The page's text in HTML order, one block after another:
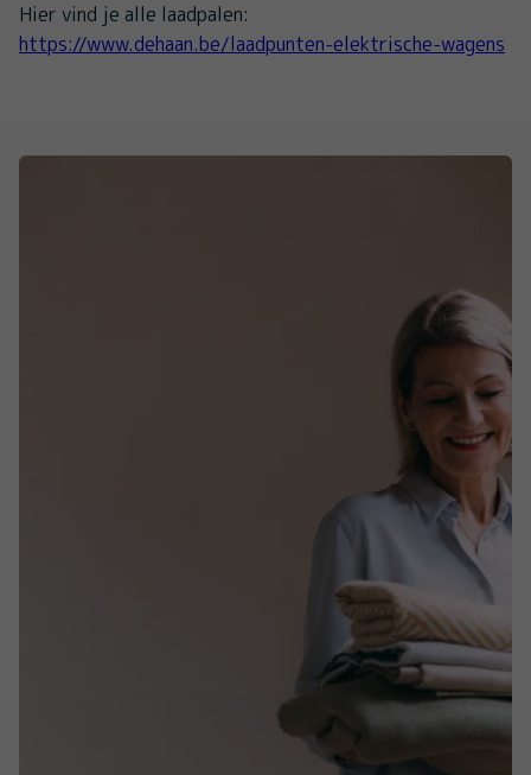
Hier vind je alle laadpalen:
https://www.dehaan.be/laadpunten-elektrische-wagens